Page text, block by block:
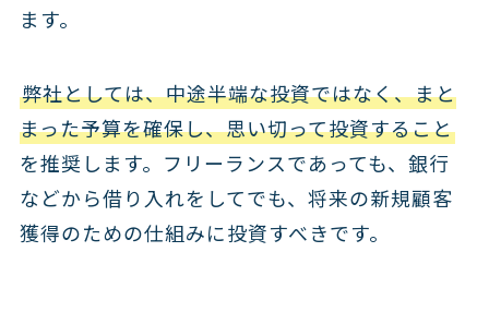
ます。
弊社としては、中途半端な投資ではなく、まと
まった予算を確保し、思い切って投資すること
を推奨します。フリーランスであっても、銀行
などから借り入れをしてでも、将来の新規顧客
獲得のための仕組みに投資すべきです。